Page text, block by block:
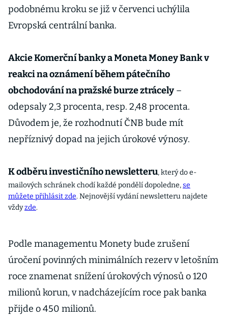
podobnému kroku se již v červenci uchýlila
Evropská centrální banka.
Akcie Komerční banky a Moneta Money Bank v
reakci na oznámení během pátečního
obchodování na pražské burze ztrácely –
odepsaly 2,3 procenta, resp. 2,48 procenta.
Důvodem je, že rozhodnutí ČNB bude mít
nepříznivý dopad na jejich úrokové výnosy.
K odběru investičního newsletteru, který do e-
mailových schránek chodí každé pondělí dopoledne,se
můžete přihlásit zde. Nejnovější vydání newsletteru najdete
vždyzde.
Podle managementu Monety bude zrušení
úročení povinných minimálních rezerv v letošním
roce znamenat snížení úrokových výnosů o 120
milionů korun, v nadcházejícím roce pak banka
přijde o 450 milionů.